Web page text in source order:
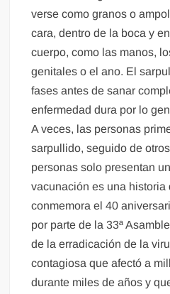
verse como granos o
cara, dentro de la boca y
cuerpo, como las manos,
genitales o el ano. El
fases antes de sanar
enfermedad dura por lo
A veces, las personas
sarpullido, seguido de
personas solo presentan
vacunación es una historia
conmemora el 40
por parte de la 33ª
de la erradicación de la
contagiosa que afectó a
durante miles de años y